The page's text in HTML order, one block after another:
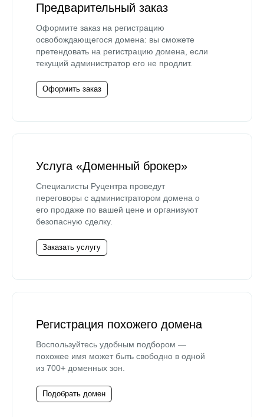
Предварительный заказ
Оформите заказ на регистрацию
освобождающегося домена: вы сможете
претендовать на регистрацию домена, если
текущий администратор его не продлит.
Оформить заказ
Услуга «Доменный брокер»
Специалисты Руцентра проведут
переговоры с администратором домена о
его продаже по вашей цене и организуют
безопасную сделку.
Заказать услугу
Регистрация похожего домена
Воспользуйтесь удобным подбором —
похожее имя может быть свободно в одной
из 700+ доменных зон.
Подобрать домен